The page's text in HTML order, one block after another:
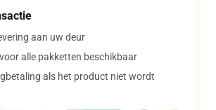
aan uw deur
alle pakketten beschikbaar
als het product niet wordt